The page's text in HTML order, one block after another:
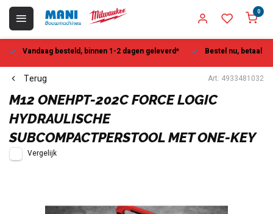
0
Vandaag besteld, binnen 1-2 dagen geleverd* Bestel nu, betaal
Terug Art: 4933481032
M12 ONEHPT-202C FORCE LOGIC
HYDRAULISCHE
SUBCOMPACTPERSTOOL MET ONE-KEY
Vergelijk